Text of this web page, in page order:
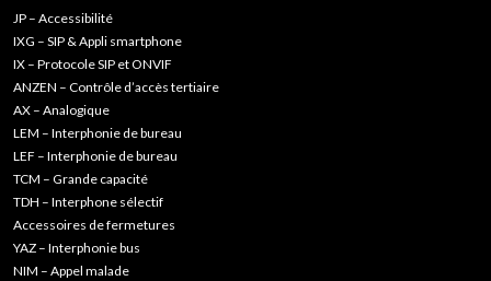
JP – Accessibilité
IXG – SIP & Appli smartphone
IX – Protocole SIP et ONVIF
ANZEN – Contrôle d’accès tertiaire
AX – Analogique
LEM – Interphonie de bureau
LEF – Interphonie de bureau
TCM – Grande capacité
TDH – Interphone sélectif
Accessoires de fermetures
YAZ – Interphonie bus
NIM – Appel malade